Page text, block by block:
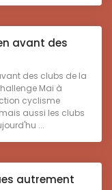
avant des
des clubs de la
Mai à
cyclisme
aussi les clubs
...
autrement